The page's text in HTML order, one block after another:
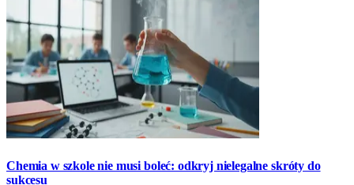
Chemia w szkole nie musi boleć: odkryj nielegalne skróty do
sukcesu